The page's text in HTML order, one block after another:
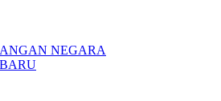
NEGARA